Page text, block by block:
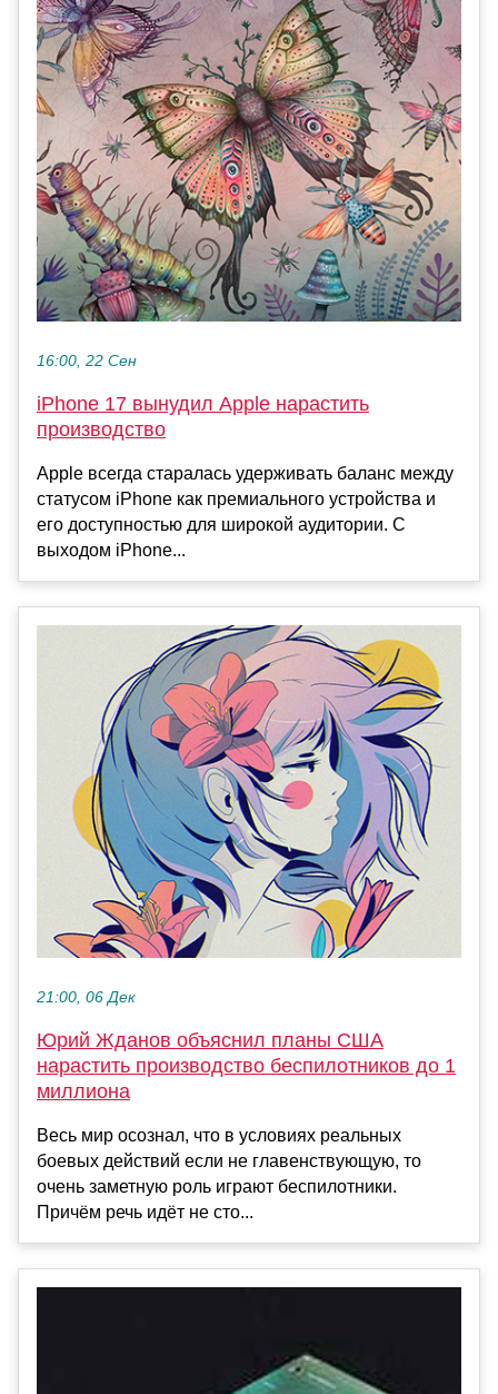
16:00, 22 Сен
iPhone 17 вынудил Apple нарастить
производство
Apple всегда старалась удерживать баланс между
статусом iPhone как премиального устройства и
его доступностью для широкой аудитории. С
выходом iPhone...
21:00, 06 Дек
Юрий Жданов объяснил планы США
нарастить производство беспилотников до 1
миллиона
Весь мир осознал, что в условиях реальных
боевых действий если не главенствующую, то
очень заметную роль играют беспилотники.
Причём речь идёт не сто...